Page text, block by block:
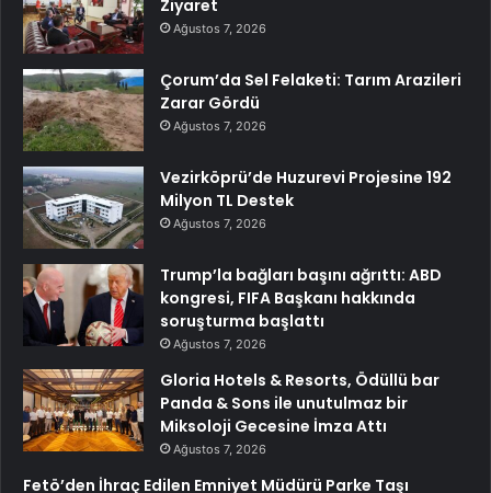
Ziyaret
Ağustos 7, 2026
Çorum’da Sel Felaketi: Tarım Arazileri
Zarar Gördü
Ağustos 7, 2026
Vezirköprü’de Huzurevi Projesine 192
Milyon TL Destek
Ağustos 7, 2026
Trump’la bağları başını ağrıttı: ABD
kongresi, FIFA Başkanı hakkında
soruşturma başlattı
Ağustos 7, 2026
Gloria Hotels & Resorts, Ödüllü bar
Panda & Sons ile unutulmaz bir
Miksoloji Gecesine İmza Attı
Ağustos 7, 2026
Fetö’den İhraç Edilen Emniyet Müdürü Parke Taşı